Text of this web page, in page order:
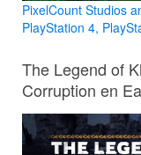
PixelCount Studios
PlayStation 4,
The Legend of
Corruption en